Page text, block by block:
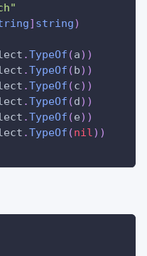
] string)
.TypeOf (a) )
.TypeOf (b) )
.TypeOf (c) )
.TypeOf (d) )
.TypeOf (e) )
.TypeOf (nil) )